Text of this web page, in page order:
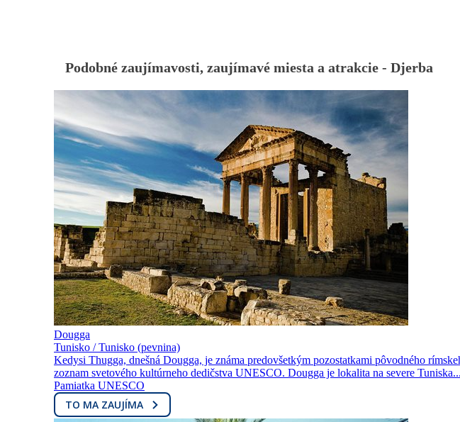
Podobné zaujímavosti, zaujímavé miesta a atrakcie - Djerba
Dougga
Tunisko / Tunisko (pevnina)
Kedysi Thugga, dnešná Dougga, je známa predovšetkým pozostatkami pôvodného
zoznam svetového kultúrneho dedičstva UNESCO. Dougga je lokalita na severe Tuniska...
Pamiatka UNESCO
TO MA ZAUJÍMA